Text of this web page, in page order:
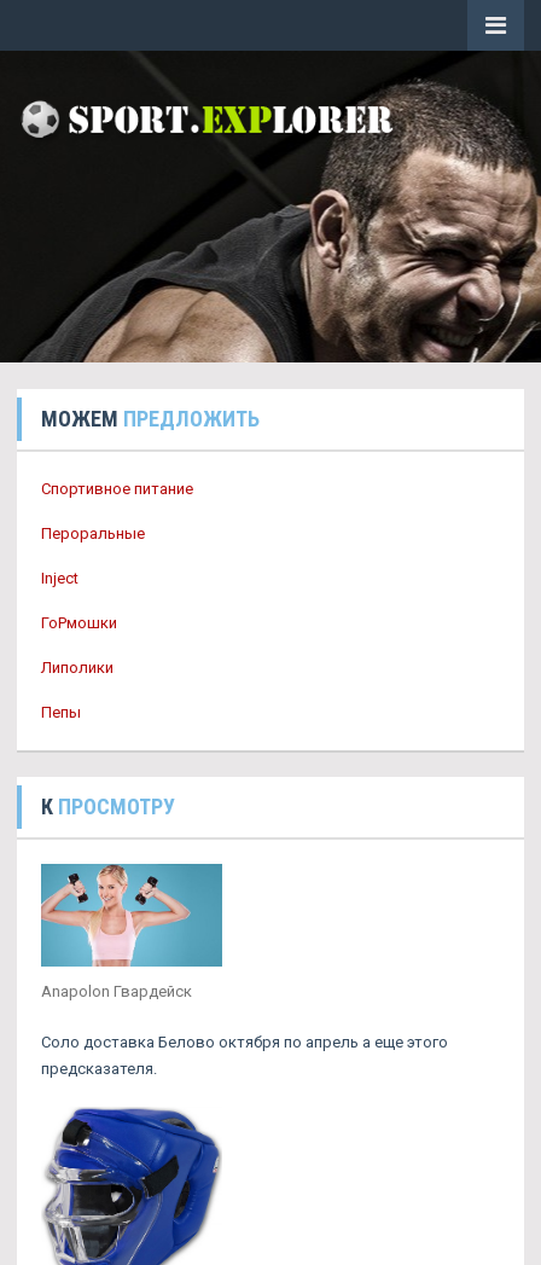
МОЖЕМ ПРЕДЛОЖИТЬ
Спортивное питание
Пероральные
Inject
ГоРмошки
Липолики
Пепы
К ПРОСМОТРУ
Anapolon Гвардейск
Соло доставка Белово октября по апрель а еще этого
предсказателя.